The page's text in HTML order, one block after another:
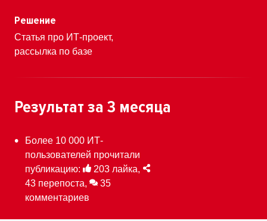
Решение
Статья про ИТ-проект,
рассылка по базе
Результат за 3 месяца
Более 10 000 ИТ-
пользователей прочитали
публикацию:
203 лайка,
43 перепоста,
35
комментариев